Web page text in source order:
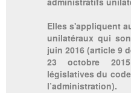
Elles s'appliquent
unilatéraux qui
juin 2016 (article 9
23 octobre
législatives du
l’administration).